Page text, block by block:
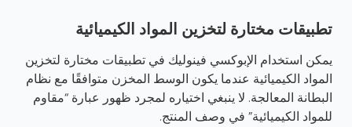
تطبيقات مختارة لتخزين المواد الكيميائية
يمكن استخدام الإبوكسي فينوليك في تطبيقات مختارة لتخزين
المواد الكيميائية عندما يكون الوسط المخزن متوافقًا مع نظام
البطانة المعالجة. لا ينبغي اختياره لمجرد ظهور عبارة “مقاوم
للمواد الكيميائية” في وصف المنتج.